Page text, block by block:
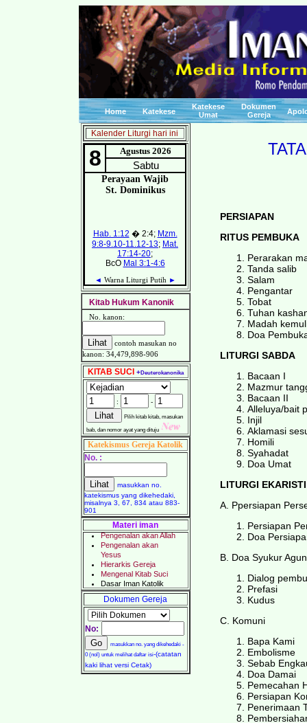
Home Katekese
Katekese
Umat
Dokumen
Gereja
Kalender Liturgi hari ini
Kitab Hukum Kanonik
No. kanon:
contoh masukan no
kanon: 34,479,898-906
KITAB SUCI +Deuterokanonika
: -
Pilih kitab kitab, masukan
bab, dan nomor ayat yang dituju
Katekismus Gereja Katolik
No. :
masukkan no.
katekismus yang dikehedaki,
misalnya 3, 67, 834 atau 883-
901
Materi iman
Dokumen Gereja
No:
masukkan no. yang dikehedaki -
0 (nol) untuk melihat daftar isi-(catatan
kaki lihat versi Cetak)
PERSIAPAN
RITUS PEMBUKA
Perarakan
Tanda salib
Salam
Pengantar
Tobat
Tuhan
Madah
Doa
LITURGI SABDA
Bacaan I
Mazmur
Bacaan II
Alleluya/bait
Injil
Aklamasi
Homili
Syahadat
Doa Umat
LITURGI EKARISTI
A. Ppersiapan
Persiapan
Doa
B. Doa Syukur
Dialog
Prefasi
Kudus
C. Komuni
Bapa Kami
Embolisme
Sebab
Doa Damai
Pemecahan
Persiapan
Penerimaan